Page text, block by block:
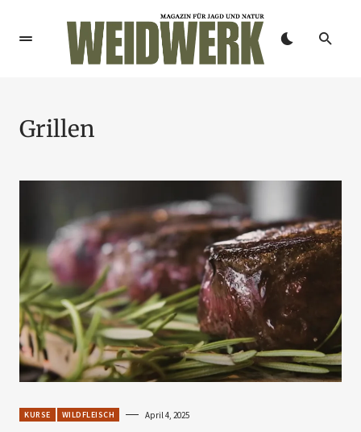
Grillen
KURSE WILDFLEISCH April 4, 2025